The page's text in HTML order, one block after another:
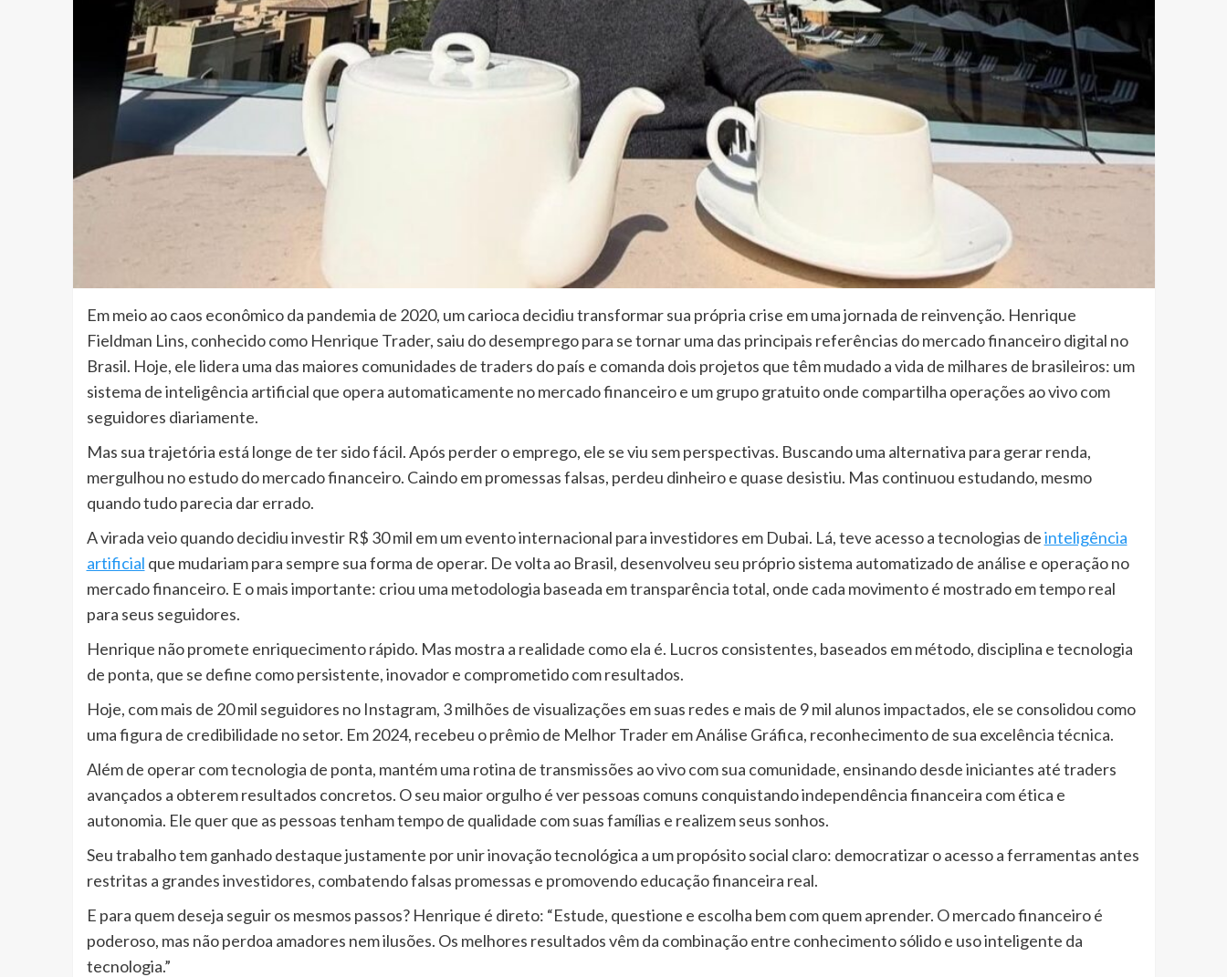
Em meio ao caos econômico da pandemia de 2020, um carioca decidiu transformar sua própria crise em uma jornada de reinvenção. Henrique
Fieldman Lins, conhecido como Henrique Trader, saiu do desemprego para se tornar uma das principais referências do mercado financeiro digital no
Brasil. Hoje, ele lidera uma das maiores comunidades de traders do país e comanda dois projetos que têm mudado a vida de milhares de brasileiros: um
sistema de inteligência artificial que opera automaticamente no mercado financeiro e um grupo gratuito onde compartilha operações ao vivo com
seguidores diariamente.
Mas sua trajetória está longe de ter sido fácil. Após perder o emprego, ele se viu sem perspectivas. Buscando uma alternativa para gerar renda,
mergulhou no estudo do mercado financeiro. Caindo em promessas falsas, perdeu dinheiro e quase desistiu. Mas continuou estudando, mesmo
quando tudo parecia dar errado.
A virada veio quando decidiu investir R$ 30 mil em um evento internacional para investidores em Dubai. Lá, teve acesso a tecnologias deinteligência
artificial que mudariam para sempre sua forma de operar. De volta ao Brasil, desenvolveu seu próprio sistema automatizado de análise e operação no
mercado financeiro. E o mais importante: criou uma metodologia baseada em transparência total, onde cada movimento é mostrado em tempo real
para seus seguidores.
Henrique não promete enriquecimento rápido. Mas mostra a realidade como ela é. Lucros consistentes, baseados em método, disciplina e tecnologia
de ponta, que se define como persistente, inovador e comprometido com resultados.
Hoje, com mais de 20 mil seguidores no Instagram, 3 milhões de visualizações em suas redes e mais de 9 mil alunos impactados, ele se consolidou como
uma figura de credibilidade no setor. Em 2024, recebeu o prêmio de Melhor Trader em Análise Gráfica, reconhecimento de sua excelência técnica.
Além de operar com tecnologia de ponta, mantém uma rotina de transmissões ao vivo com sua comunidade, ensinando desde iniciantes até traders
avançados a obterem resultados concretos. O seu maior orgulho é ver pessoas comuns conquistando independência financeira com ética e
autonomia. Ele quer que as pessoas tenham tempo de qualidade com suas famílias e realizem seus sonhos.
Seu trabalho tem ganhado destaque justamente por unir inovação tecnológica a um propósito social claro: democratizar o acesso a ferramentas antes
restritas a grandes investidores, combatendo falsas promessas e promovendo educação financeira real.
E para quem deseja seguir os mesmos passos? Henrique é direto: “Estude, questione e escolha bem com quem aprender. O mercado financeiro é
poderoso, mas não perdoa amadores nem ilusões. Os melhores resultados vêm da combinação entre conhecimento sólido e uso inteligente da
tecnologia.”